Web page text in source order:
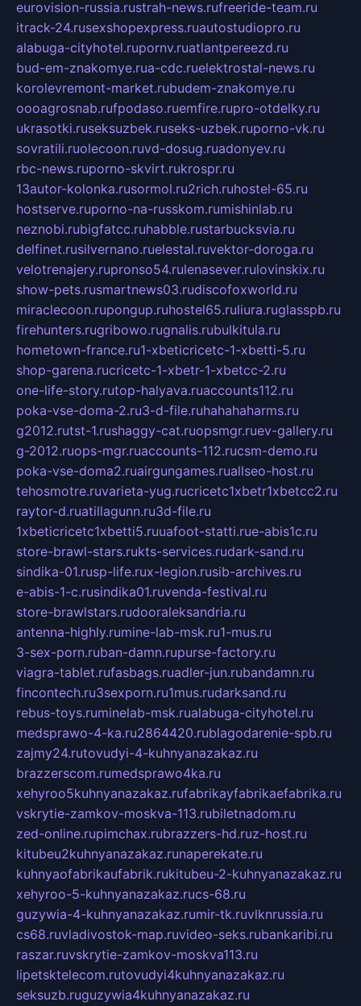
eurovision-russia.rustrah-news.rufreeride-team.ru
itrack-24.rusexshopexpress.ruautostudiopro.ru
alabuga-cityhotel.rupornv.ruatlantpereezd.ru
bud-em-znakomye.rua-cdc.ruelektrostal-news.ru
korolevremont-market.rubudem-znakomye.ru
oooagrosnab.rufpodaso.ruemfire.rupro-otdelky.ru
ukrasotki.ruseksuzbek.ruseks-uzbek.ruporno-vk.ru
sovratili.ruolecoon.ruvd-dosug.ruadonyev.ru
rbc-news.ruporno-skvirt.rukrospr.ru
13autor-kolonka.rusormol.ru2rich.ruhostel-65.ru
hostserve.ruporno-na-russkom.rumishinlab.ru
neznobi.rubigfatcc.ruhabble.rustarbucksvia.ru
delfinet.rusilvernano.ruelestal.ruvektor-doroga.ru
velotrenajery.rupronso54.rulenasever.rulovinskix.ru
show-pets.rusmartnews03.rudiscofoxworld.ru
miraclecoon.rupongup.ruhostel65.ruliura.ruglasspb.ru
firehunters.rugribowo.rugnalis.rubulkitula.ru
hometown-france.ru1-xbeticricetc-1-xbetti-5.ru
shop-garena.rucricetc-1-xbetr-1-xbetcc-2.ru
one-life-story.rutop-halyava.ruaccounts112.ru
poka-vse-doma-2.ru3-d-file.ruhahahaharms.ru
g2012.rutst-1.rushaggy-cat.ruopsmgr.ruev-gallery.ru
g-2012.ruops-mgr.ruaccounts-112.rucsm-demo.ru
poka-vse-doma2.ruairgungames.ruallseo-host.ru
tehosmotre.ruvarieta-yug.rucricetc1xbetr1xbetcc2.ru
raytor-d.ruatillagunn.ru3d-file.ru
1xbeticricetc1xbetti5.ruuafoot-statti.rue-abis1c.ru
store-brawl-stars.rukts-services.rudark-sand.ru
sindika-01.rusp-life.rux-legion.rusib-archives.ru
e-abis-1-c.rusindika01.ruvenda-festival.ru
store-brawlstars.rudooraleksandria.ru
antenna-highly.rumine-lab-msk.ru1-mus.ru
3-sex-porn.ruban-damn.rupurse-factory.ru
viagra-tablet.rufasbags.ruadler-jun.rubandamn.ru
fincontech.ru3sexporn.ru1mus.rudarksand.ru
rebus-toys.ruminelab-msk.rualabuga-cityhotel.ru
medsprawo-4-ka.ru2864420.rublagodarenie-spb.ru
zajmy24.rutovudyi-4-kuhnyanazakaz.ru
brazzerscom.rumedsprawo4ka.ru
xehyroo5kuhnyanazakaz.rufabrikayfabrikaefabrika.ru
vskrytie-zamkov-moskva-113.rubiletnadom.ru
zed-online.rupimchax.rubrazzers-hd.ruz-host.ru
kitubeu2kuhnyanazakaz.runaperekate.ru
kuhnyaofabrikaufabrik.rukitubeu-2-kuhnyanazakaz.ru
xehyroo-5-kuhnyanazakaz.rucs-68.ru
guzywia-4-kuhnyanazakaz.rumir-tk.ruvlknrussia.ru
cs68.ruvladivostok-map.ruvideo-seks.rubankaribi.ru
raszar.ruvskrytie-zamkov-moskva113.ru
lipetsktelecom.rutovudyi4kuhnyanazakaz.ru
seksuzb.ruguzywia4kuhnyanazakaz.ru